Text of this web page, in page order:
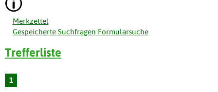
Merkzettel
Gespeicherte Suchfragen Formularsuche
Trefferliste
1